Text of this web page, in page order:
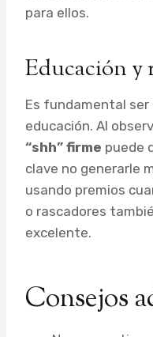
para ellos.
Educación y
Es fundamental
educación. Al
“shh” firme puede
clave no generarle
usando premios
o rascadores
excelente.
Consejos